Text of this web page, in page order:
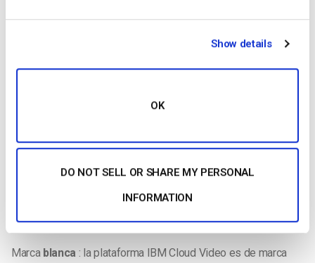
Show details
OK
DO NOT SELL OR SHARE MY PERSONAL
INFORMATION
los precios de
Enterprise (a partir de 999 dólares al mes) son la única opción
funciones básicas a precios asequibles. Los planes de gama
alta dirigidos a usuarios empresariales tienen más funciones.
Marca blanca : la plataforma IBM Cloud Video es de marca